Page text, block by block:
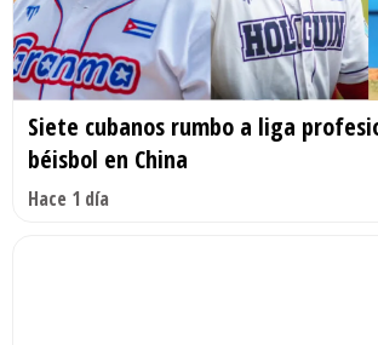
Siete cubanos rumbo a liga
béisbol en China
Hace 1 día